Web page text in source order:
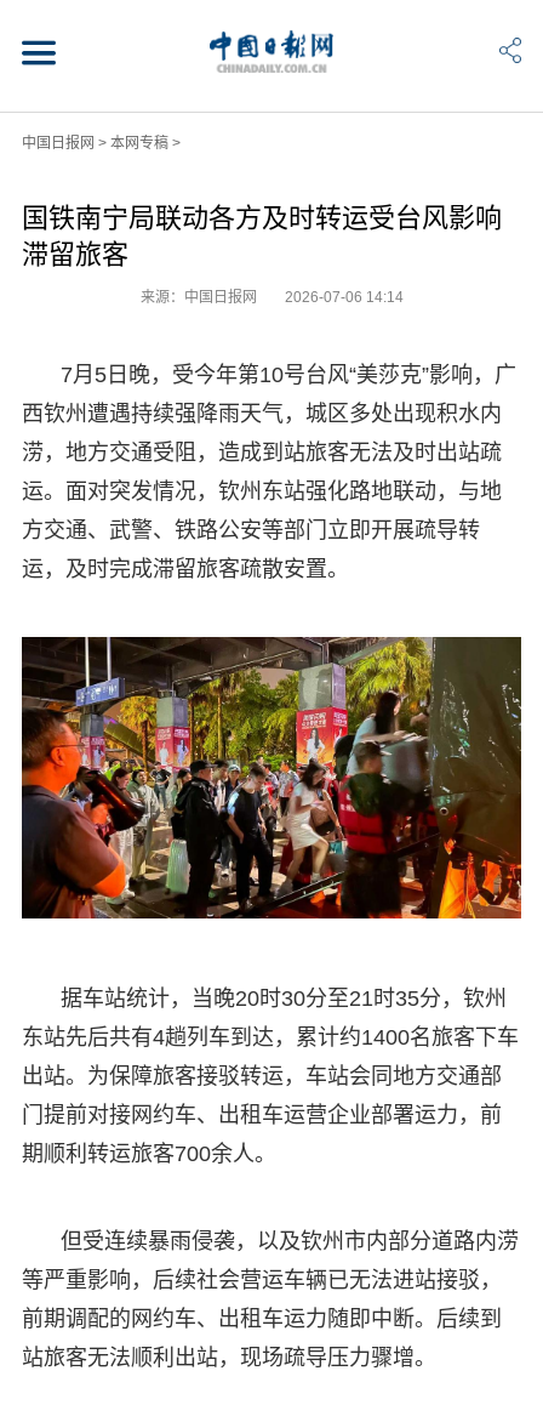
中国日报网 > 本网专稿>
国铁南宁局联动各方及时转运受台风影响
滞留旅客
来源：中国日报网 2026-07-06 14:14
7月5日晚，受今年第10号台风“美莎克”影响，广
西钦州遭遇持续强降雨天气，城区多处出现积水内
涝，地方交通受阻，造成到站旅客无法及时出站疏
运。面对突发情况，钦州东站强化路地联动，与地
方交通、武警、铁路公安等部门立即开展疏导转
运，及时完成滞留旅客疏散安置。
据车站统计，当晚20时30分至21时35分，钦州
东站先后共有4趟列车到达，累计约1400名旅客下车
出站。为保障旅客接驳转运，车站会同地方交通部
门提前对接网约车、出租车运营企业部署运力，前
期顺利转运旅客700余人。
但受连续暴雨侵袭，以及钦州市内部分道路内涝
等严重影响，后续社会营运车辆已无法进站接驳，
前期调配的网约车、出租车运力随即中断。后续到
站旅客无法顺利出站，现场疏导压力骤增。